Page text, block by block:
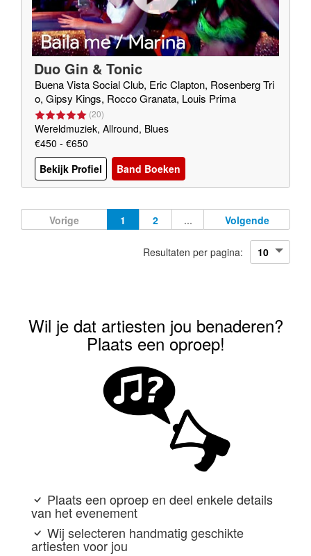
Duo Gin & Tonic
Buena Vista Social Club, Eric Clapton, Rosenberg Tri
o, Gipsy Kings, Rocco Granata, Louis Prima
(20)
Wereldmuziek, Allround, Blues
€450 - €650
Bekijk Profiel
Band Boeken
Vorige 1 2 ... Volgende
Resultaten per pagina:
Wil je dat artiesten jou benaderen?
Plaats een oproep!
Plaats een oproep en deel enkele details
van het evenement
Wij selecteren handmatig geschikte
artiesten voor jou